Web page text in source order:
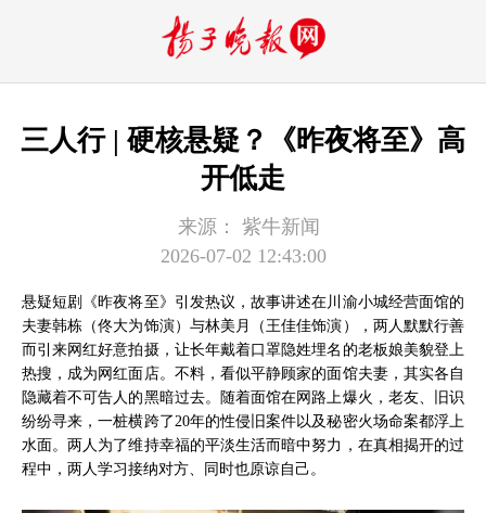
三人行 | 硬核悬疑？《昨夜将至》高
开低走
来源：
紫牛新闻
2026-07-02 12:43:00
悬疑短剧《昨夜将至》引发热议，故事讲述在川渝小城经营面馆的
夫妻韩栋（佟大为饰演）与林美月（王佳佳饰演），两人默默行善
而引来网红好意拍摄，让长年戴着口罩隐姓埋名的老板娘美貌登上
热搜，成为网红面店。不料，看似平静顾家的面馆夫妻，其实各自
隐藏着不可告人的黑暗过去。随着面馆在网路上爆火，老友、旧识
纷纷寻来，一桩横跨了20年的性侵旧案件以及秘密火场命案都浮上
水面。两人为了维持幸福的平淡生活而暗中努力，在真相揭开的过
程中，两人学习接纳对方、同时也原谅自己。